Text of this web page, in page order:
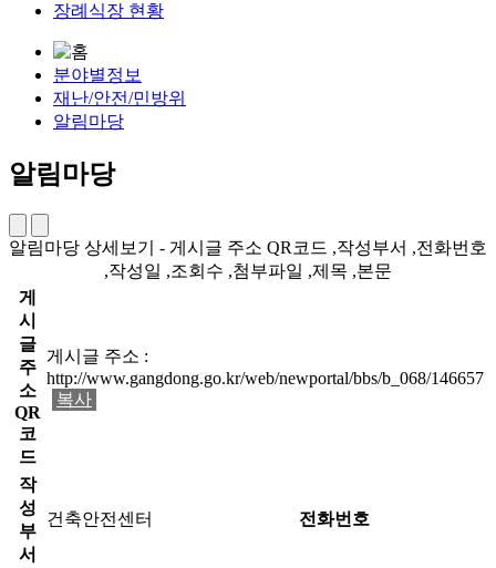
장례식장 현황
분야별정보
재난/안전/민방위
알림마당
알림마당
알림마당 상세보기 - 게시글 주소 QR코드 ,작성부서 ,전화번호
,작성일 ,조회수 ,첨부파일 ,제목 ,본문
게
시
글
주
소
QR
코
드
게시글 주소 :
http://www.gangdong.go.kr/web/newportal/bbs/b_068/146657
복사
작
성
부
서
건축안전센터 전화번호